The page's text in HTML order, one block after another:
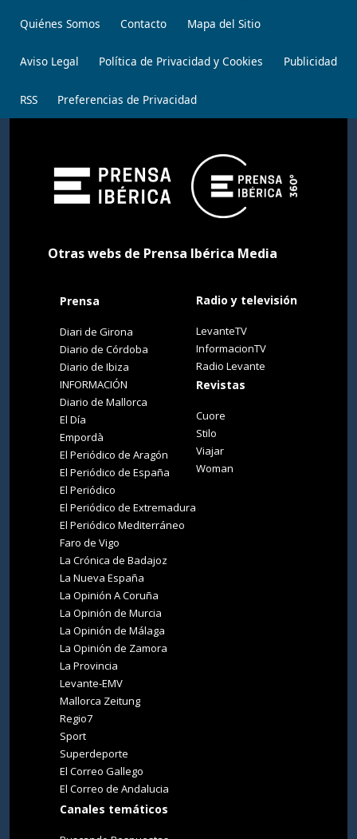
Quiénes Somos Contacto Mapa del Sitio
Aviso Legal Política de Privacidad y Cookies Publicidad
RSS Preferencias de Privacidad
Otras webs de Prensa Ibérica Media
Prensa
Diari de Girona
Diario de Córdoba
Diario de Ibiza
INFORMACIÓN
Diario de Mallorca
El Día
Empordà
El Periódico de Aragón
El Periódico de España
El Periódico
El Periódico de Extremadura
El Periódico Mediterráneo
Faro de Vigo
La Crónica de Badajoz
La Nueva España
La Opinión A Coruña
La Opinión de Murcia
La Opinión de Málaga
La Opinión de Zamora
La Provincia
Levante-EMV
Mallorca Zeitung
Regio7
Sport
Superdeporte
El Correo Gallego
El Correo de Andalucia
Canales temáticos
Radio y televisión
LevanteTV
InformacionTV
Radio Levante
Revistas
Cuore
Stilo
Viajar
Woman